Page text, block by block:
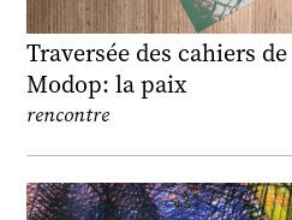
Traversée des cahiers de
Modop: la paix
rencontre